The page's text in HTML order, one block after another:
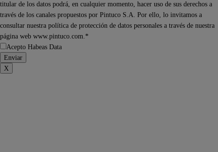
titular de los datos podrá, en cualquier momento, hacer uso de sus derechos a
través de los canales propuestos por Pintuco S.A. Por ello, lo invitamos a
consultar nuestra política de protección de datos personales a través de nuestra
página web www.pintuco.com.*
Acepto Habeas Data
X